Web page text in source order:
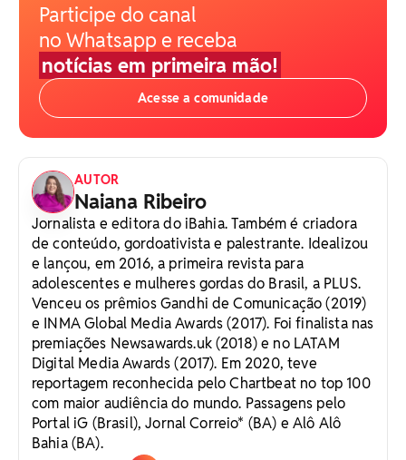
Participe do canal
no Whatsapp e receba
notícias em primeira mão!
Acesse a comunidade
AUTOR
Naiana Ribeiro
Jornalista e editora do iBahia. Também é criadora
de conteúdo, gordoativista e palestrante. Idealizou
e lançou, em 2016, a primeira revista para
adolescentes e mulheres gordas do Brasil, a PLUS.
Venceu os prêmios Gandhi de Comunicação (2019)
e INMA Global Media Awards (2017). Foi finalista nas
premiações Newsawards.uk (2018) e no LATAM
Digital Media Awards (2017). Em 2020, teve
reportagem reconhecida pelo Chartbeat no top 100
com maior audiência do mundo. Passagens pelo
Portal iG (Brasil), Jornal Correio* (BA) e Alô Alô
Bahia (BA).